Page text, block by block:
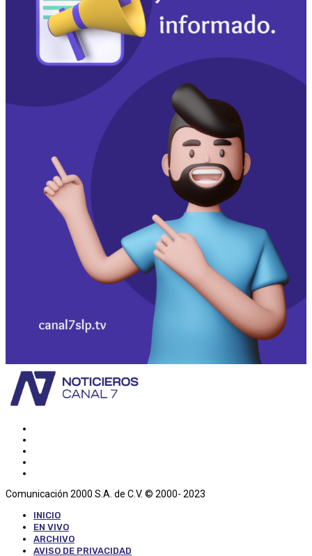
Comunicación 2000 S.A. de C.V. © 2000- 2023
INICIO
EN VIVO
ARCHIVO
AVISO DE PRIVACIDAD